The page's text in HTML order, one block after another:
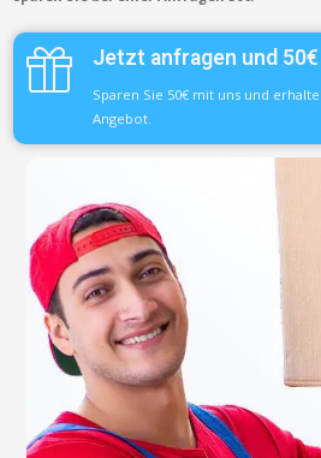
Jetzt anfragen und
Sparen Sie 50€ mit uns und
Angebot.